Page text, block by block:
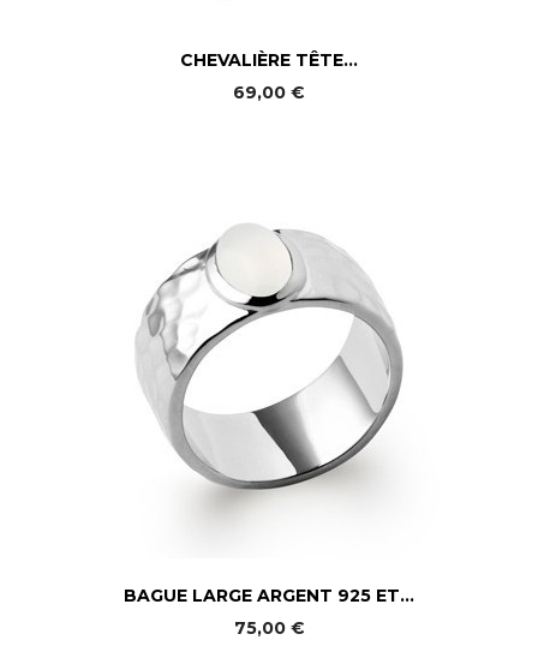
CHEVALIÈRE TÊTE...
69,00 €
BAGUE LARGE ARGENT 925 ET...
75,00 €